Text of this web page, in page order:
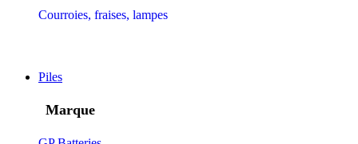
Courroies, fraises, lampes
Piles
Marque